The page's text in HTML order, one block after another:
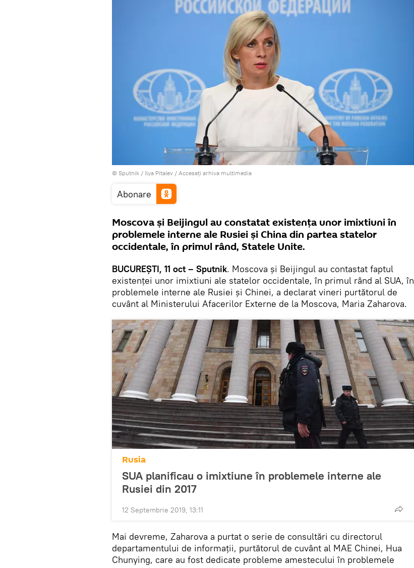
© Sputnik / Ilya Pitalev / Accesați arhiva multimedia
Abonare
Moscova și Beijingul au constatat existența unor imixtiuni în
problemele interne ale Rusiei și China din partea statelor
occidentale, în primul rând, Statele Unite.
BUCUREȘTI, 11 oct – Sputnik. Moscova și Beijingul au contastat faptul
existenței unor imixtiuni ale statelor occidentale, în primul rând al SUA, în
problemele interne ale Rusiei și Chinei, a declarat vineri purtătorul de
cuvânt al Ministerului Afacerilor Externe de la Moscova, Maria Zaharova.
Rusia
SUA planificau o imixtiune în problemele interne ale
Rusiei din 2017
12 Septembrie 2019, 13:11
Mai devreme, Zaharova a purtat o serie de consultări cu directorul
departamentului de informații, purtătorul de cuvânt al MAE Chinei, Hua
Chunying, care au fost dedicate probleme amestecului în problemele